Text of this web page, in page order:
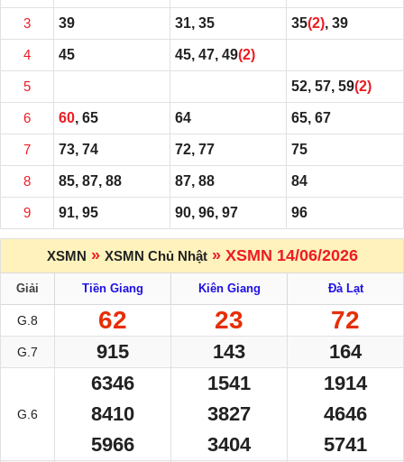
3 39 31, 35 35(2), 39
4 45 45, 47, 49(2)
5 52, 57, 59(2)
6 60, 65 64 65, 67
7 73, 74 72, 77 75
8 85, 87, 88 87, 88 84
9 91, 95 90, 96, 97 96
XSMN » XSMN Chủ Nhật» XSMN 14/06/2026
Giải Tiền Giang Kiên Giang Đà Lạt
G.8 62 23 72
G.7 915 143 164
G.6
6346
8410
5966
1541
3827
3404
1914
4646
5741